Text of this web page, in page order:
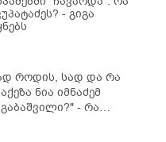
- გიგა
როდის, სად და რა
ნია იმნაძემ
- რა
ნია იმნაძის